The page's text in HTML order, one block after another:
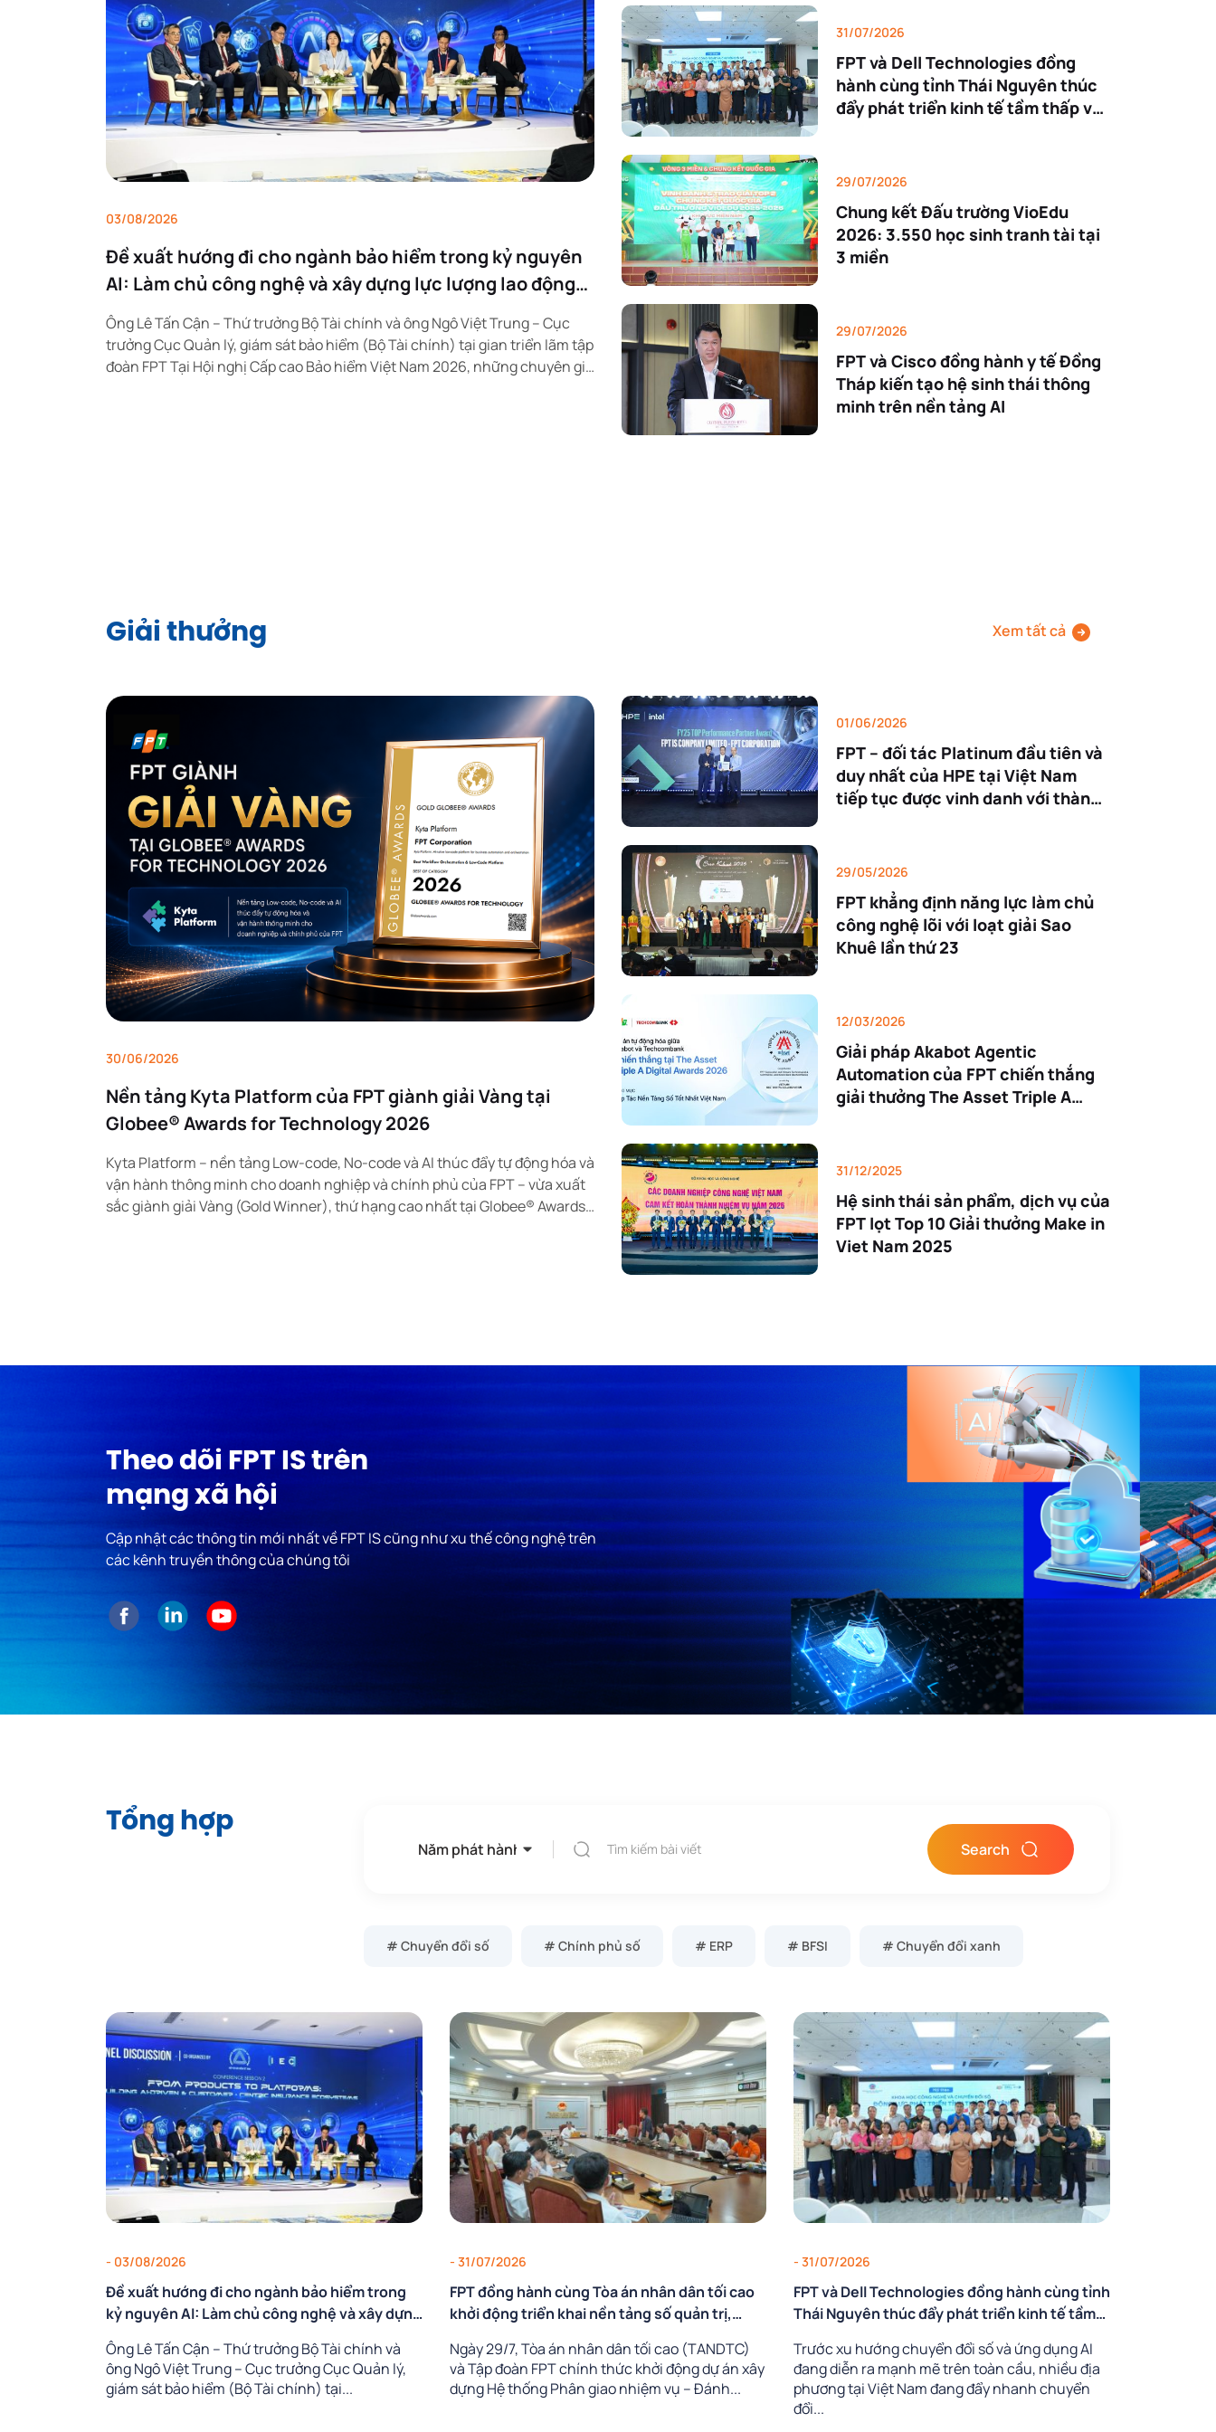
03/08/2026
Đề xuất hướng đi cho ngành bảo hiểm trong kỷ nguyên
AI: Làm chủ công nghệ và xây dựng lực lượng lao động
AI
Ông Lê Tấn Cận – Thứ trưởng Bộ Tài chính và ông Ngô Việt Trung – Cục
trưởng Cục Quản lý, giám sát bảo hiểm (Bộ Tài chính) tại gian triển lãm tập
đoàn FPT Tại Hội nghị Cấp cao Bảo hiểm Việt Nam 2026, những chuyên gia
31/07/2026
FPT và Dell Technologies đồng
hành cùng tỉnh Thái Nguyên thúc
đẩy phát triển kinh tế tầm thấp và
29/07/2026
Chung kết Đấu trường VioEdu
2026: 3.550 học sinh tranh tài tại
3 miền
29/07/2026
FPT và Cisco đồng hành y tế Đồng
Tháp kiến tạo hệ sinh thái thông
minh trên nền tảng AI
Giải thưởng Xem tất cả
30/06/2026
Nền tảng Kyta Platform của FPT giành giải Vàng tại
Globee® Awards for Technology 2026
Kyta Platform – nền tảng Low-code, No-code và AI thúc đẩy tự động hóa và
vận hành thông minh cho doanh nghiệp và chính phủ của FPT – vừa xuất
sắc giành giải Vàng (Gold Winner), thứ hạng cao nhất tại Globee® Awards
01/06/2026
FPT – đối tác Platinum đầu tiên và
duy nhất của HPE tại Việt Nam
tiếp tục được vinh danh với thành
29/05/2026
FPT khẳng định năng lực làm chủ
công nghệ lõi với loạt giải Sao
Khuê lần thứ 23
12/03/2026
Giải pháp Akabot Agentic
Automation của FPT chiến thắng
giải thưởng The Asset Triple A
31/12/2025
Hệ sinh thái sản phẩm, dịch vụ của
FPT lọt Top 10 Giải thưởng Make in
Viet Nam 2025
Theo dõi FPT IS trên
mạng xã hội
Cập nhật các thông tin mới nhất về FPT IS cũng như xu thế công nghệ trên
các kênh truyền thông của chúng tôi
Tổng hợp
Search
# Chuyển đổi số # Chính phủ số # ERP # BFSI # Chuyển đổi xanh
- 03/08/2026
Đề xuất hướng đi cho ngành bảo hiểm trong
kỷ nguyên AI: Làm chủ công nghệ và xây dựng
Ông Lê Tấn Cận – Thứ trưởng Bộ Tài chính và
ông Ngô Việt Trung – Cục trưởng Cục Quản lý,
giám sát bảo hiểm (Bộ Tài chính) tại...
- 31/07/2026
FPT đồng hành cùng Tòa án nhân dân tối cao
khởi động triển khai nền tảng số quản trị,
Ngày 29/7, Tòa án nhân dân tối cao (TANDTC)
và Tập đoàn FPT chính thức khởi động dự án xây
dựng Hệ thống Phân giao nhiệm vụ – Đánh...
- 31/07/2026
FPT và Dell Technologies đồng hành cùng tỉnh
Thái Nguyên thúc đẩy phát triển kinh tế tầm
Trước xu hướng chuyển đổi số và ứng dụng AI
đang diễn ra mạnh mẽ trên toàn cầu, nhiều địa
phương tại Việt Nam đang đẩy nhanh chuyển
đổi...